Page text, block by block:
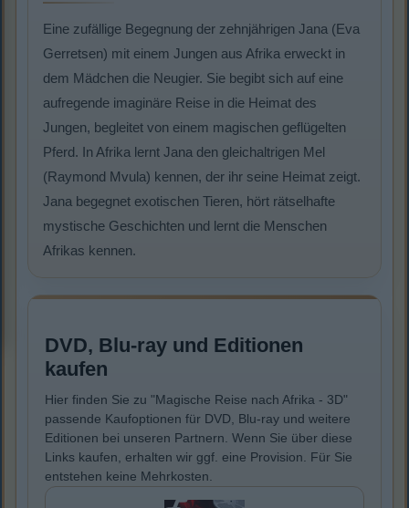
Eine zufällige Begegnung der zehnjährigen Jana (Eva
Gerretsen) mit einem Jungen aus Afrika erweckt in
dem Mädchen die Neugier. Sie begibt sich auf eine
aufregende imaginäre Reise in die Heimat des
Jungen, begleitet von einem magischen geflügelten
Pferd. In Afrika lernt Jana den gleichaltrigen Mel
(Raymond Mvula) kennen, der ihr seine Heimat zeigt.
Jana begegnet exotischen Tieren, hört rätselhafte
mystische Geschichten und lernt die Menschen
Afrikas kennen.
DVD, Blu-ray und Editionen
kaufen
Hier finden Sie zu "Magische Reise nach Afrika - 3D"
passende Kaufoptionen für DVD, Blu-ray und weitere
Editionen bei unseren Partnern. Wenn Sie über diese
Links kaufen, erhalten wir ggf. eine Provision. Für Sie
entstehen keine Mehrkosten.